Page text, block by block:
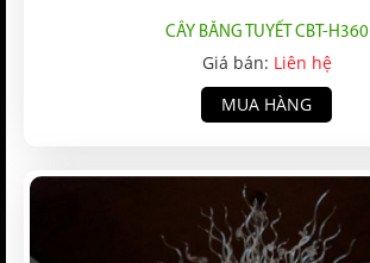
CÂY BĂNG TUYẾT CBT-H360
Giá bán: Liên hệ
MUA HÀNG